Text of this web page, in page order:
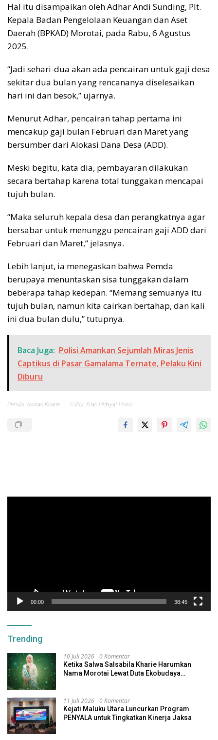
Hal itu disampaikan oleh Adhar Andi Sunding, Plt.
Kepala Badan Pengelolaan Keuangan dan Aset
Daerah (BPKAD) Morotai, pada Rabu, 6 Agustus
2025.
“Jadi sehari-dua akan ada pencairan untuk gaji desa
sekitar dua bulan yang rencananya diselesaikan
hari ini dan besok,” ujarnya.
Menurut Adhar, pencairan tahap pertama ini
mencakup gaji bulan Februari dan Maret yang
bersumber dari Alokasi Dana Desa (ADD).
Meski begitu, kata dia, pembayaran dilakukan
secara bertahap karena total tunggakan mencapai
tujuh bulan.
“Maka seluruh kepala desa dan perangkatnya agar
bersabar untuk menunggu pencairan gaji ADD dari
Februari dan Maret,” jelasnya.
Lebih lanjut, ia menegaskan bahwa Pemda
berupaya menuntaskan sisa tunggakan dalam
beberapa tahap kedepan. “Memang semuanya itu
tujuh bulan, namun kita cairkan bertahap, dan kali
ini dua bulan dulu,” tutupnya.
Baca Juga: Polisi Amankan Sejumlah Miras Jenis
Captikus di Pasar Gamalama Ternate, Pelaku Kini
Diburu
Penulis: Aswan Kharie Editor: Rian Hidayat Husni
00:00 38:45
Trending
10 Juli 2026 0 Komentar
Ketika Salwa Salsabila Kharie Harumkan
Nama Morotai Lewat Duta Ekobudaya
11 Juli 2026 0 Komentar
Kejati Maluku Utara Luncurkan Program
PENYALA untuk Tingkatkan Kinerja Jaksa